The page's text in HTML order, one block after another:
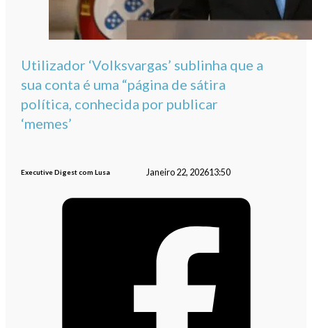
Utilizador ‘Volksvargas’ sublinha que a
sua conta é uma “página de sátira
política, conhecida por publicar
‘memes’
Executive Digest com Lusa Janeiro 22, 202613:50